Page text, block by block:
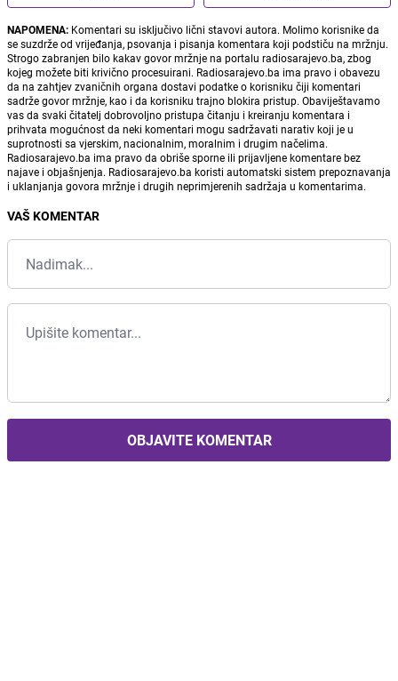
NAPOMENA: Komentari su isključivo lični stavovi autora. Molimo korisnike da
se suzdrže od vrijeđanja, psovanja i pisanja komentara koji podstiču na mržnju.
Strogo zabranjen bilo kakav govor mržnje na portalu radiosarajevo.ba, zbog
kojeg možete biti krivično procesuirani. Radiosarajevo.ba ima pravo i obavezu
da na zahtjev zvaničnih organa dostavi podatke o korisniku čiji komentari
sadrže govor mržnje, kao i da korisniku trajno blokira pristup. Obaviještavamo
vas da svaki čitatelj dobrovoljno pristupa čitanju i kreiranju komentara i
prihvata mogućnost da neki komentari mogu sadržavati narativ koji je u
suprotnosti sa vjerskim, nacionalnim, moralnim i drugim načelima.
Radiosarajevo.ba ima pravo da obriše sporne ili prijavljene komentare bez
najave i objašnjenja. Radiosarajevo.ba koristi automatski sistem prepoznavanja
i uklanjanja govora mržnje i drugih neprimjerenih sadržaja u komentarima.
VAŠ KOMENTAR
OBJAVITE KOMENTAR